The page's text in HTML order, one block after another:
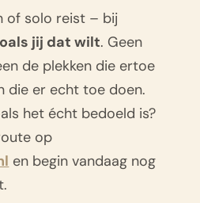
of solo reist – bij
jij dat wilt. Geen
de plekken die ertoe
die er echt toe doen.
het écht bedoeld is?
op
en begin vandaag nog